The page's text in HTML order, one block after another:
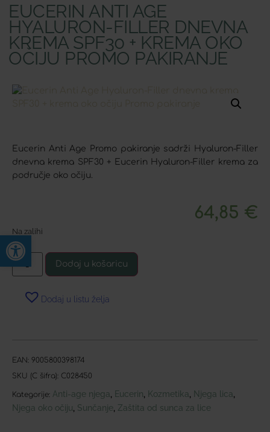
Open toolbar
EUCERIN ANTI AGE
HYALURON-FILLER DNEVNA
KREMA SPF30 + KREMA OKO
OČIJU PROMO PAKIRANJE
Eucerin Anti Age Promo pakiranje sadrži Hyaluron-Filler
dnevna krema SPF30 + Eucerin Hyaluron-Filler krema za
područje oko očiju.
64,85 €
Na zalihi
Dodaj u košaricu
Dodaj u listu želja
EAN: 9005800398174
SKU (C šifra): C028450
Kategorije: Anti-age njega Eucerin Kozmetika Njega lica
Njega oko očiju Sunčanje Zaštita od sunca za lice